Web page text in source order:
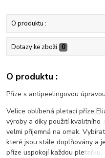
O produktu :
Dotazy ke zboží 0
O produktu :
Příze s antipeelingovou
Velice oblíbená pletací příze
výroby a díky použití
velmi příjemná na omak.
které jsou stále doplňovány a
příze uspokojí každou pletařku.